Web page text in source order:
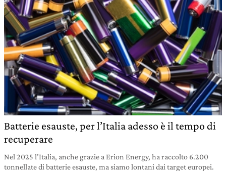
Batterie esauste, per l’Italia adesso è il tempo di
recuperare
Nel 2025 l’Italia, anche grazie a Erion Energy, ha raccolto 6.200
tonnellate di batterie esauste, ma siamo lontani dai target europei.